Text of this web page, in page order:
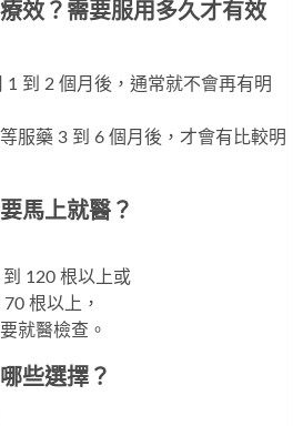
效？需要服用多久才有效
1 到 2 個月後，通常就不會再有明
服藥 3 到 6 個月後，才會有比較明
馬上就醫？
120 根以上或
根以上，
就醫檢查。
些選擇？